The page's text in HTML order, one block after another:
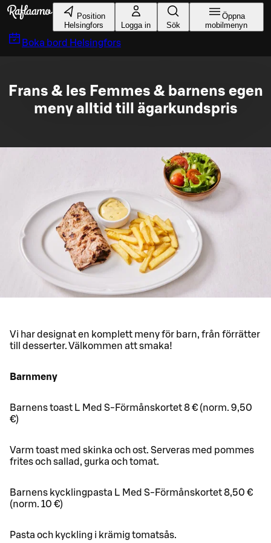
Gå till huvudinnehållet
Position
Helsingfors
Logga in Sök
Öppna
mobilmenyn
Boka bord Helsingfors
Frans & les Femmes & barnens egen
meny alltid till ägarkundspris
Vi har designat en komplett meny för barn, från förrätter
till desserter. Välkommen att smaka!
Barnmeny
Barnens toast L Med S-Förmånskortet 8 € (norm. 9,50
€)
Varm toast med skinka och ost. Serveras med pommes
frites och sallad, gurka och tomat.
Barnens kycklingpasta L Med S-Förmånskortet 8,50 €
(norm. 10 €)
Pasta och kyckling i krämig tomatsås.